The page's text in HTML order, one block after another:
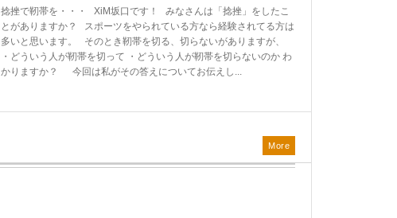
捻挫で靭帯を・・・ XiM坂口です！ みなさんは「捻挫」をしたこ
とがありますか？ スポーツをやられている方なら経験されてる方は
多いと思います。 そのとき靭帯を切る、切らないがありますが、
・どういう人が靭帯を切って ・どういう人が靭帯を切らないのか わ
かりますか？ 今回は私がその答えについてお伝えし...
More